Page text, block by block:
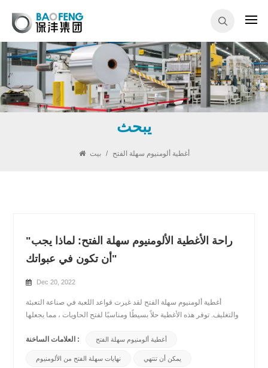
يبحث
بيت / أغطية ألومنيوم سهلة الفتح
"راحة الأغطية الألومنيوم سهلة الفتح: لماذا يجب
أن تكون في عبواتك"
Dec 20, 2022
أغطية ألومنيوم سهلة الفتح لقد غيرت قواعد اللعبة في صناعة التعبئة
والتغليف. توفر هذه الأغطية حلاً بسيطًا ومناسبًا لفتح الحاويات ، مما يجعلها
المنزلية. فيما يلي بعض الأسباب التي تجعل الأغطية سهلة الفتح المصنوعة
العلامات الساخنة : أغطية ألومنيوم سهلة الفتح
نهايات سهلة الفتح من الألومنيوم يمكن أن تنتهي